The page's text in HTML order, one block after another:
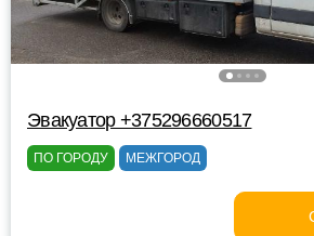
Эвакуатор +375296660517
ПО ГОРОДУ МЕЖГОРОД